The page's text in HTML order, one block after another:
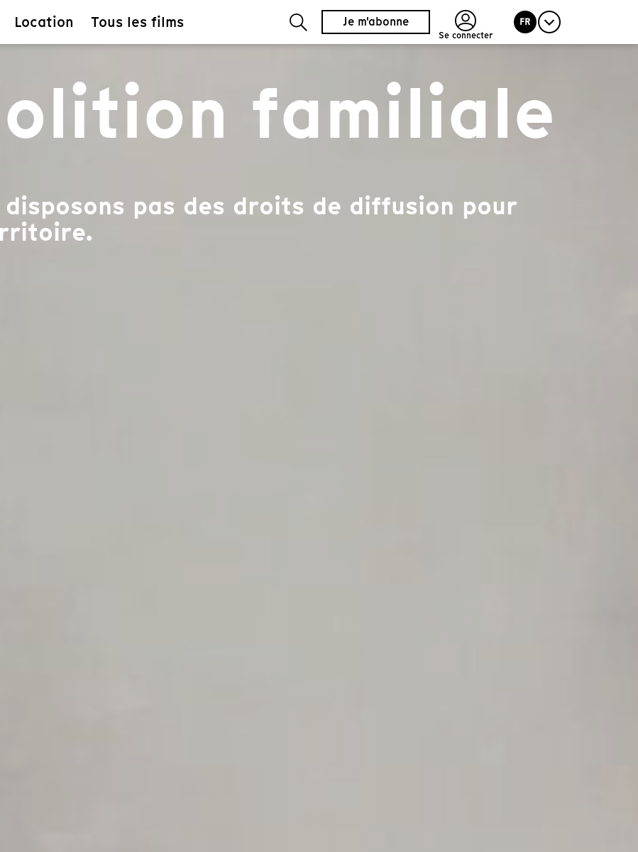
Location Tous les films Je m'abonne
Se connecter
FR
familiale
disposons pas des droits de diffusion pour